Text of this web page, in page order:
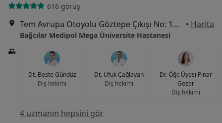
616 görüş
Tem Avrupa Otoyolu Göztepe Çıkışı No: 1Bağcılar, İstanbul • Harita
Bağcılar Medipol Mega Üniversite Hastanesi
Dt. Beste Gündüz
Diş hekimi
Dt. Ufuk Çağlayan
Diş hekimi
Dr. Öğr. Üyesi Pınar
Gezer
Diş hekimi
4 uzmanın hepsini gör